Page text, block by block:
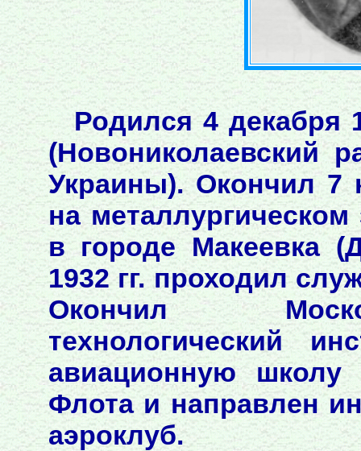
Родился 4 декабря
(Новониколаевский
Украины). Окончил 7
на
в городе Макеевка
1932 гг. проходил
Окончил
технологический
авиационную школу
Флота и направлен
аэроклуб.